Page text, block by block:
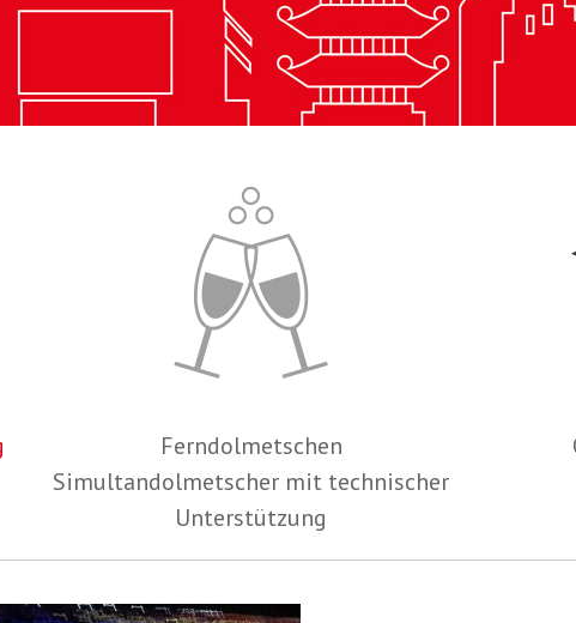
Ferndolmetschen
Simultandolmetscher mit technischer
Unterstützung